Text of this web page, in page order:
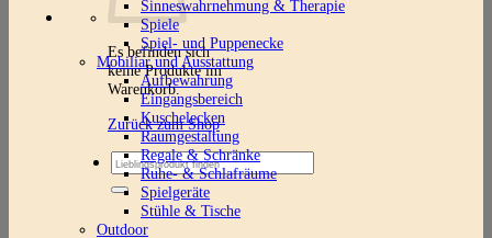
Es befinden sich
keine Produkte im
Warenkorb.
Zurück zum Shop
Suchen
nach:
Sinneswahrnehmung & Therapie
Spiele
Spiel- und Puppenecke
Mobiliar und Ausstattung
Aufbewahrung
Eingangsbereich
Kuschelecken
Raumgestaltung
Regale & Schränke
Ruhe- & Schlafräume
Spielgeräte
Stühle & Tische
Outdoor